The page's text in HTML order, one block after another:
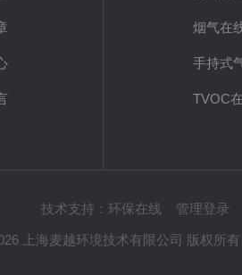
烟气在
手持式
TVOC
技术支持：环保在线 管理登录
上海麦越环境技术有限公司 版权所有